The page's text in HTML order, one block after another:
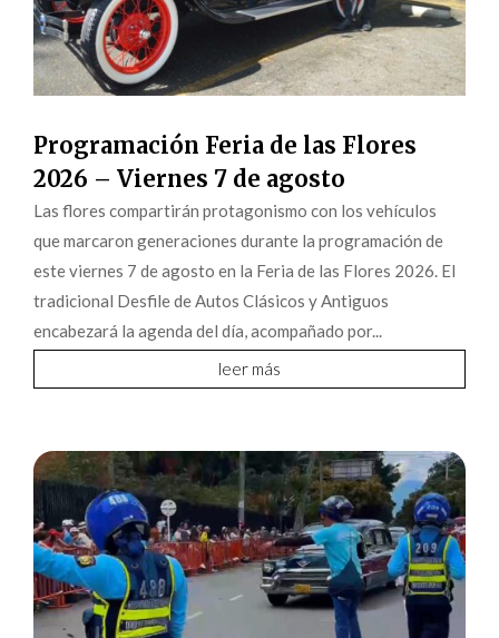
Programación Feria de las Flores
2026 – Viernes 7 de agosto
Las flores compartirán protagonismo con los vehículos
que marcaron generaciones durante la programación de
este viernes 7 de agosto en la Feria de las Flores 2026. El
tradicional Desfile de Autos Clásicos y Antiguos
encabezará la agenda del día, acompañado por...
leer más